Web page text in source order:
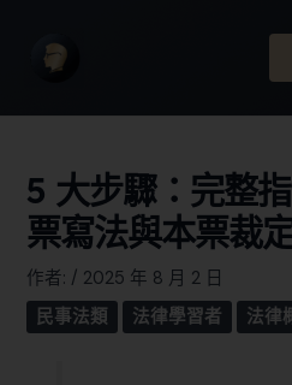
5 大步驟：完整
票寫法與本票裁
作者: / 2025 年 8 月 2 日
民事法類
法律學習者 法律